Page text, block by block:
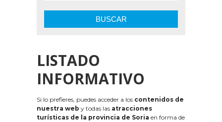
BUSCAR
LISTADO
INFORMATIVO
Si lo prefieres, puedes acceder a los contenidos de
nuestra web y todas las atracciones
turísticas de la provincia de Soria en forma de